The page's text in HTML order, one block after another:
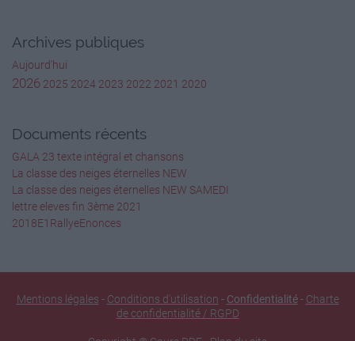
Comédie
1976
Les Têtes Brûlées 7 ‐ Saison 1
1976
Les Têtes Brûlées 8 ‐ Saison 1
https://multiup.org/download/
https://multiup.org/download/
Archives publiques
Aujourd'hui
2026 2025 2024 2023 2022 2021 2020
Documents récents
GALA 23 texte intégral et chansons
La classe des neiges éternelles NEW
La classe des neiges éternelles NEW SAMEDI
lettre eleves fin 3ème 2021
2018E1RallyeEnonces
Mentions légales - Conditions d'utilisation - Confidentialité- Charte
de confidentialité / RGPD